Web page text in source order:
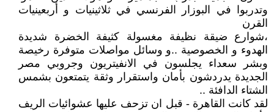
وتدربوا في البوزار الفرنسي في ثلاثينيات و أربعينيات
القرن
،شوارع ضيقة نظيفة مغسولة كثيفة الخضرة شديدة
الهدوء و الخصوصية ..و وسائل مواصلات متوفرة رخيصة
وبشر سعداء يجلسون في الانفيتريون وجروبي مصر
الجديدة يدردشون بأمان واستقرار وثقة يتمتعون بشمس
الشتاء الدافئة ..
لقد كانت القاهرة - قبل ان تزحف عليها عشوائيات الريف